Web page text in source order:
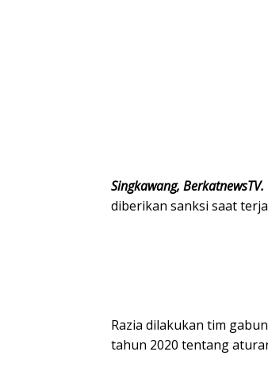
Singkawang, BerkatnewsTV.
diberikan sanksi saat
Razia dilakukan tim
tahun 2020 tentang